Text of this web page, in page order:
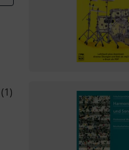
(1)